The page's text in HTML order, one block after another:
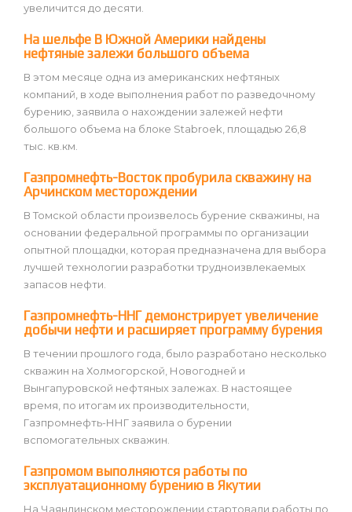
увеличится до десяти.
На шельфе В Южной Америки найдены
нефтяные залежи большого объема
В этом месяце одна из американских нефтяных
компаний, в ходе выполнения работ по разведочному
бурению, заявила о нахождении залежей нефти
большого объема на блоке Stabroek, площадью 26,8
тыс. кв.км.
Газпромнефть-Восток пробурила скважину на
Арчинском месторождении
В Томской области произвелось бурение скважины, на
основании федеральной программы по организации
опытной площадки, которая предназначена для выбора
лучшей технологии разработки трудноизвлекаемых
запасов нефти.
Газпромнефть-ННГ демонстрирует увеличение
добычи нефти и расширяет программу бурения
В течении прошлого года, было разработано несколько
скважин на Холмогорской, Новогодней и
Вынгапуровской нефтяных залежах. В настоящее
время, по итогам их производительности,
Газпромнефть-ННГ заявила о бурении
вспомогательных скважин.
Газпромом выполняются работы по
эксплуатационному бурению в Якутии
На Чаяндинском месторождении стартовали работы по